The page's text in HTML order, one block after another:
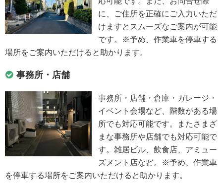
に、ご住所を正確にご入力いただ
けますとスムーズなご案内が可能
です。※予め、作業車を停車する
場所をご案内いただけると助かります。
事務所・店舗
事務所・店舗・倉庫・ガレージ・
イベント会場など、階数がある場
所でも対応可能です。またさまざ
まな事務所や店舗でも対応可能で
す。雑居ビル、飲食店、アミュー
ズメント店など。※予め、作業車
を停車する場所をご案内いただけると助かります。